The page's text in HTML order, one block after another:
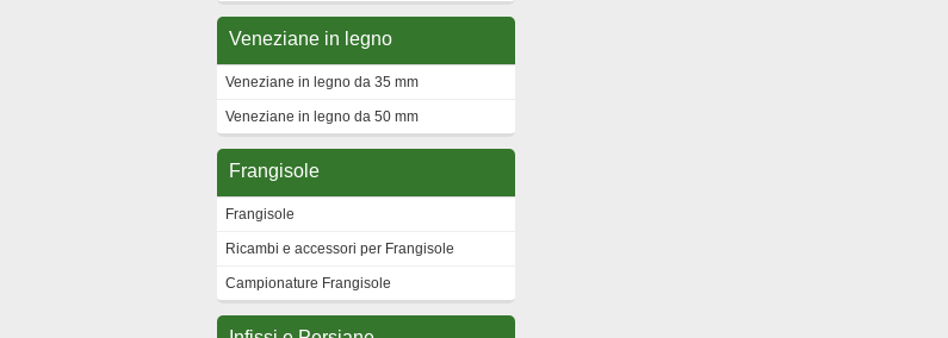
Veneziane in legno
Veneziane in legno da 35 mm
Veneziane in legno da 50 mm
Frangisole
Frangisole
Ricambi e accessori per Frangisole
Campionature Frangisole